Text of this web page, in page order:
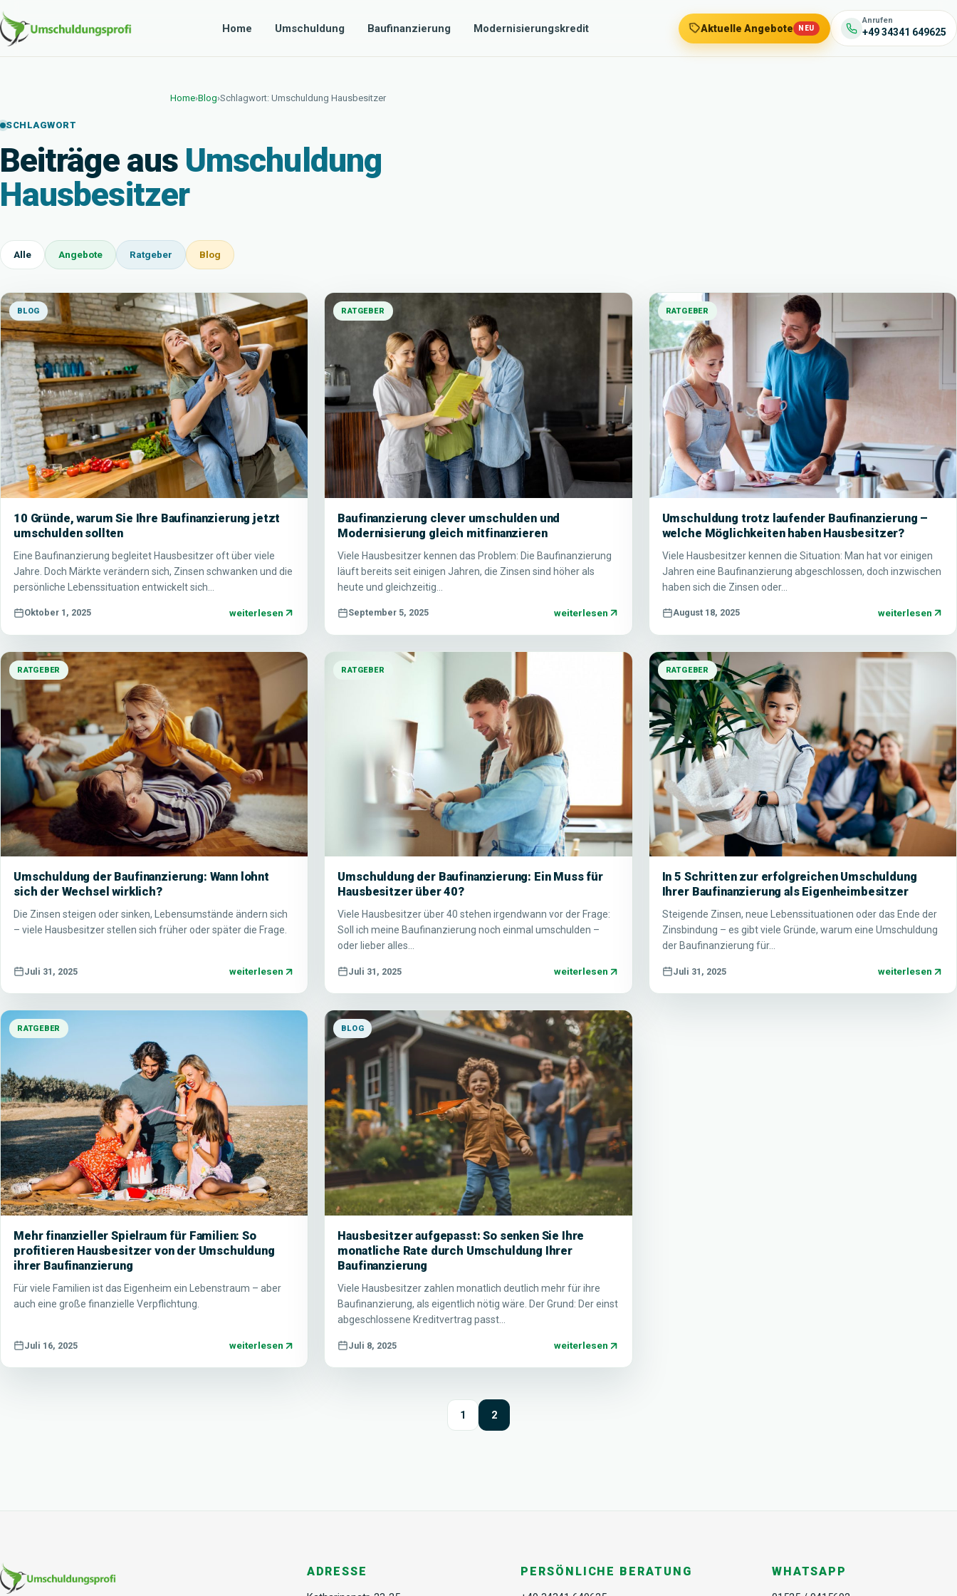
Home Umschuldung Baufinanzierung Modernisierungskredit Aktuelle Angebote NEU
Anrufen
+49 34341 649625
Home›Blog›Schlagwort: Umschuldung Hausbesitzer
SCHLAGWORT
Beiträge aus Umschuldung
Hausbesitzer
Alle Angebote Ratgeber Blog
BLOG
10 Gründe, warum Sie Ihre Baufinanzierung jetzt
umschulden sollten
Eine Baufinanzierung begleitet Hausbesitzer oft über viele
Jahre. Doch Märkte verändern sich, Zinsen schwanken und die
persönliche Lebenssituation entwickelt sich…
Oktober 1, 2025 weiterlesen
RATGEBER
Baufinanzierung clever umschulden und
Modernisierung gleich mitfinanzieren
Viele Hausbesitzer kennen das Problem: Die Baufinanzierung
läuft bereits seit einigen Jahren, die Zinsen sind höher als
heute und gleichzeitig…
September 5, 2025 weiterlesen
RATGEBER
Umschuldung trotz laufender Baufinanzierung –
welche Möglichkeiten haben Hausbesitzer?
Viele Hausbesitzer kennen die Situation: Man hat vor einigen
Jahren eine Baufinanzierung abgeschlossen, doch inzwischen
haben sich die Zinsen oder…
August 18, 2025 weiterlesen
RATGEBER
Umschuldung der Baufinanzierung: Wann lohnt
sich der Wechsel wirklich?
Die Zinsen steigen oder sinken, Lebensumstände ändern sich
– viele Hausbesitzer stellen sich früher oder später die Frage.
Juli 31, 2025 weiterlesen
RATGEBER
Umschuldung der Baufinanzierung: Ein Muss für
Hausbesitzer über 40?
Viele Hausbesitzer über 40 stehen irgendwann vor der Frage:
Soll ich meine Baufinanzierung noch einmal umschulden –
oder lieber alles…
Juli 31, 2025 weiterlesen
RATGEBER
In 5 Schritten zur erfolgreichen Umschuldung
Ihrer Baufinanzierung als Eigenheimbesitzer
Steigende Zinsen, neue Lebenssituationen oder das Ende der
Zinsbindung – es gibt viele Gründe, warum eine Umschuldung
der Baufinanzierung für…
Juli 31, 2025 weiterlesen
RATGEBER
Mehr finanzieller Spielraum für Familien: So
profitieren Hausbesitzer von der Umschuldung
ihrer Baufinanzierung
Für viele Familien ist das Eigenheim ein Lebenstraum – aber
auch eine große finanzielle Verpflichtung.
Juli 16, 2025 weiterlesen
BLOG
Hausbesitzer aufgepasst: So senken Sie Ihre
monatliche Rate durch Umschuldung Ihrer
Baufinanzierung
Viele Hausbesitzer zahlen monatlich deutlich mehr für ihre
Baufinanzierung, als eigentlich nötig wäre. Der Grund: Der einst
abgeschlossene Kreditvertrag passt…
Juli 8, 2025 weiterlesen
1 2
ADRESSE PERSÖNLICHE BERATUNG WHATSAPP